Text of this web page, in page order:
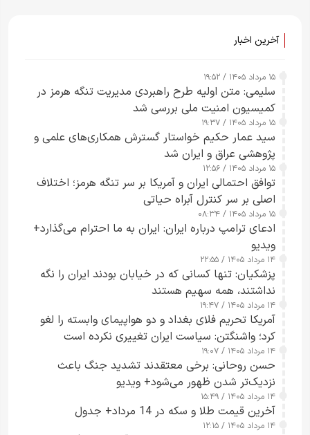
آخرین اخبار
۱۵ مرداد ۱۴۰۵ / ۱۹:۵۲
سلیمی: متن اولیه طرح راهبردی مدیریت تنگه هرمز در
کمیسیون امنیت ملی بررسی شد
۱۵ مرداد ۱۴۰۵ / ۱۹:۳۷
سید عمار حکیم خواستار گسترش همکاری‌های علمی و
پژوهشی عراق و ایران شد
۱۵ مرداد ۱۴۰۵ / ۱۲:۵۶
توافق احتمالی ایران و آمریکا بر سر تنگه هرمز؛ اختلاف
اصلی بر سر کنترل آبراه حیاتی
۱۵ مرداد ۱۴۰۵ / ۰۸:۳۴
ادعای ترامپ درباره ایران: ایران به ما احترام می‌گذارد+
ویدیو
۱۴ مرداد ۱۴۰۵ / ۲۲:۵۵
پزشکیان: تنها کسانی که در خیابان بودند ایران را نگه
نداشتند، همه سهیم هستند
۱۴ مرداد ۱۴۰۵ / ۱۹:۴۷
آمریکا تحریم فلای بغداد و دو هواپیمای وابسته را لغو
کرد؛ واشنگتن: سیاست ایران تغییری نکرده است
۱۴ مرداد ۱۴۰۵ / ۱۹:۰۷
حسن روحانی: برخی معتقدند تشدید جنگ باعث
نزدیک‌تر شدن ظهور می‌شود+ ویدیو
۱۴ مرداد ۱۴۰۵ / ۱۵:۴۹
آخرین قیمت طلا و سکه در 14 مرداد+ جدول
۱۴ مرداد ۱۴۰۵ / ۱۲:۱۵